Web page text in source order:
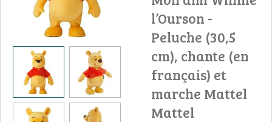
l’Ourson -
Peluche (30,5
cm), chante (en
français) et
marche Mattel
Mattel